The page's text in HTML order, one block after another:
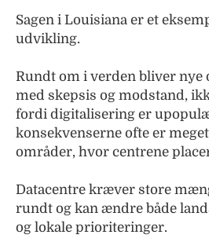
Sagen i Louisiana er et
udvikling.
Rundt om i verden bliver nye
med skepsis og modstand,
fordi digitalisering er
konsekvenserne ofte er
områder, hvor centrene
Datacentre kræver store
rundt og kan ændre både
og lokale prioriteringer.